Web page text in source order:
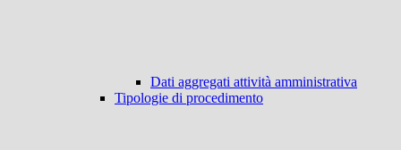
Dati aggregati attività amministrativa
Tipologie di procedimento